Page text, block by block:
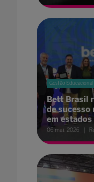
Gestão Educacional
Bett Brasil
de sucesso
em
06 mai. 2026